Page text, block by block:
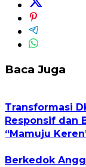
Baca Juga
Transformasi
Responsif dan
“Mamuju
Berkedok